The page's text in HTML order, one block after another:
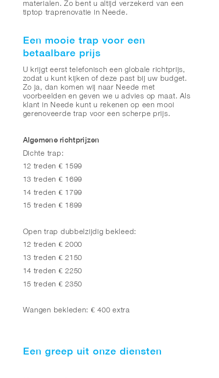
materialen. Zo bent u altijd verzekerd van een
tiptop traprenovatie in Neede.
Een mooie trap voor een
betaalbare prijs
U krijgt eerst telefonisch een globale richtprijs,
zodat u kunt kijken of deze past bij uw budget.
Zo ja, dan komen wij naar Neede met
voorbeelden en geven we u advies op maat. Als
klant in Neede kunt u rekenen op een mooi
gerenoveerde trap voor een scherpe prijs.
Algemene richtprijzen
Dichte trap:
12 treden € 1599
13 treden € 1699
14 treden € 1799
15 treden € 1899
Open trap dubbelzijdig bekleed:
12 treden € 2000
13 treden € 2150
14 treden € 2250
15 treden € 2350
Wangen bekleden: € 400 extra
Een greep uit onze diensten